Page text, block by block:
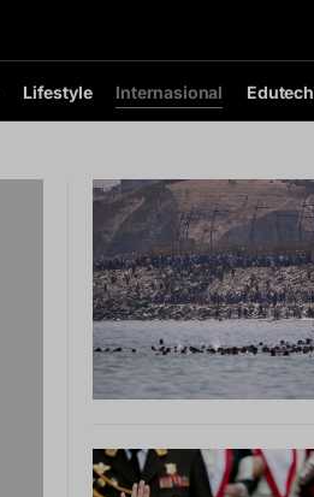
Lifestyle Internasional Edutech